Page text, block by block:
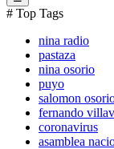
# Top Tags
nina radio
pastaza
nina osorio
puyo
salomon
fernando
coronavirus
asamblea